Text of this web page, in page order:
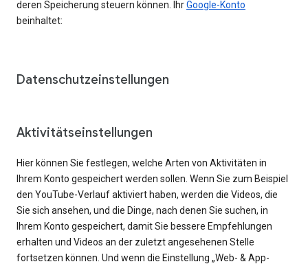
deren Speicherung steuern können. IhrGoogle-Konto
beinhaltet:
Datenschutzeinstellungen
Aktivitätseinstellungen
Hier können Sie festlegen, welche Arten von Aktivitäten in
Ihrem Konto gespeichert werden sollen. Wenn Sie zum Beispiel
den YouTube-Verlauf aktiviert haben, werden die Videos, die
Sie sich ansehen, und die Dinge, nach denen Sie suchen, in
Ihrem Konto gespeichert, damit Sie bessere Empfehlungen
erhalten und Videos an der zuletzt angesehenen Stelle
fortsetzen können. Und wenn die Einstellung „Web- & App-